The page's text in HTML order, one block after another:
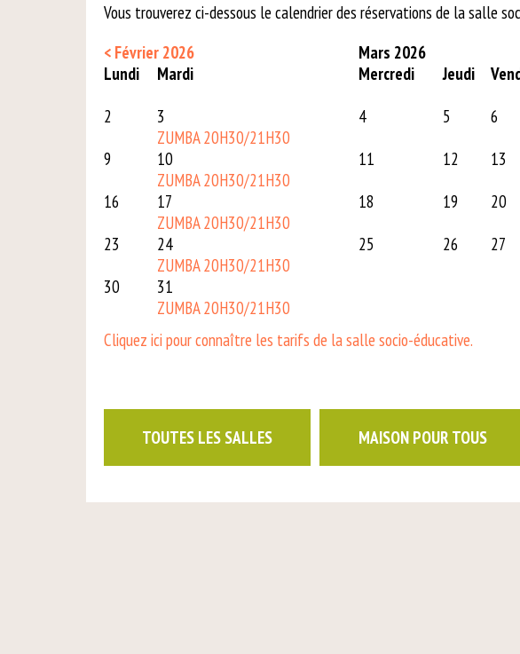
Vous trouverez ci-dessous le calendrier des réservations de la salle
< Février 2026
Mars 2026
Lundi Mardi Mercredi Jeudi Ven
2
3
ZUMBA 20H30/21H30
4 5 6
9
10
ZUMBA 20H30/21H30
11 12 13
16
17
ZUMBA 20H30/21H30
18 19 20
23
24
ZUMBA 20H30/21H30
25 26 27
30
31
ZUMBA 20H30/21H30
Cliquez ici pour connaître les tarifs de la salle socio-éducative.
TOUTES LES SALLES MAISON POUR TOUS